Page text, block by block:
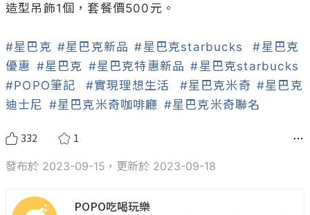
造型吊飾1個，套餐價500元。
#星巴克 #星巴克新品 #星巴克starbucks
#星巴克
優惠 #星巴克 #星巴克特惠新品 #星巴克starbucks
#POPO筆記
#實現理想生活 #星巴克米奇 #星巴克
迪士尼 #星巴克米奇咖啡廳 #星巴克米奇聯名
332 1
發布於 2023-09-15，更新於 2023-09-18
POPO吃喝玩樂